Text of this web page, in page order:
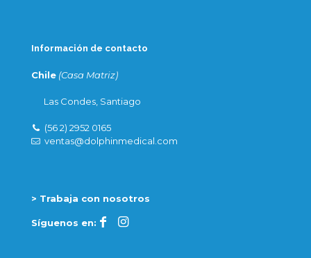
Información de contacto
Chile (Casa Matriz)
Las Condes, Santiago
(56 2) 2952 0165
ventas@dolphinmedical.com
> Trabaja con nosotros
Síguenos en: